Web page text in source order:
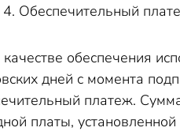
4. Обеспечительный
обеспечения
дней с момента
платеж.
платы,